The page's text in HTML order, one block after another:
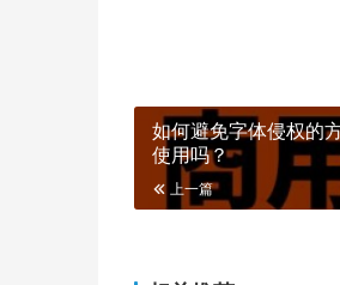
如何避免字体侵权的
使用吗？
上一篇